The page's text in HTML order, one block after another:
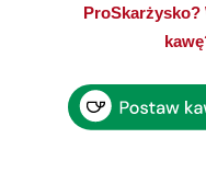
ProSkarżysko?